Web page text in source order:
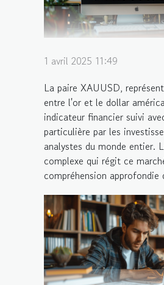
1 avril 2025 11:49
La paire XAUUSD,
entre l'or et le dollar
indicateur financier suivi
particulière par les
analystes du monde entier.
complexe qui régit ce
compréhension approfondie